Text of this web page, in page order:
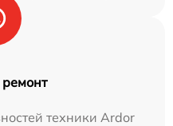
техники Ardor